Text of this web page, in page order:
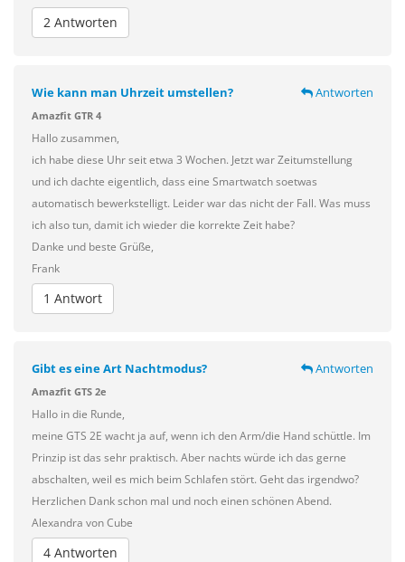
2 Antworten
Wie kann man Uhrzeit umstellen? Antworten
Amazfit GTR 4
Hallo zusammen,
ich habe diese Uhr seit etwa 3 Wochen. Jetzt war Zeitumstellung
und ich dachte eigentlich, dass eine Smartwatch soetwas
automatisch bewerkstelligt. Leider war das nicht der Fall. Was muss
ich also tun, damit ich wieder die korrekte Zeit habe?
Danke und beste Grüße,
Frank
1 Antwort
Gibt es eine Art Nachtmodus? Antworten
Amazfit GTS 2e
Hallo in die Runde,
meine GTS 2E wacht ja auf, wenn ich den Arm/die Hand schüttle. Im
Prinzip ist das sehr praktisch. Aber nachts würde ich das gerne
abschalten, weil es mich beim Schlafen stört. Geht das irgendwo?
Herzlichen Dank schon mal und noch einen schönen Abend.
Alexandra von Cube
4 Antworten